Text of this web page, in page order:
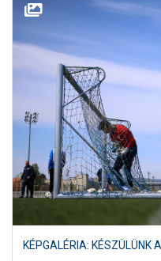
KÉPGALÉRIA: KÉSZÜLÜNK